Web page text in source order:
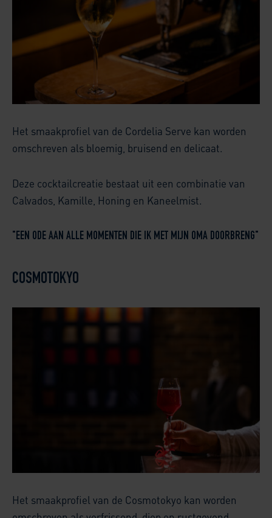
Het smaakprofiel van de Cordelia Serve kan worden
omschreven als bloemig, bruisend en delicaat.
Deze cocktailcreatie bestaat uit een combinatie van
Calvados, Kamille, Honing en Kaneelmist.
"EEN ODE AAN ALLE MOMENTEN DIE IK MET MIJN OMA DOORBRENG"
COSMOTOKYO
Het smaakprofiel van de Cosmotokyo kan worden